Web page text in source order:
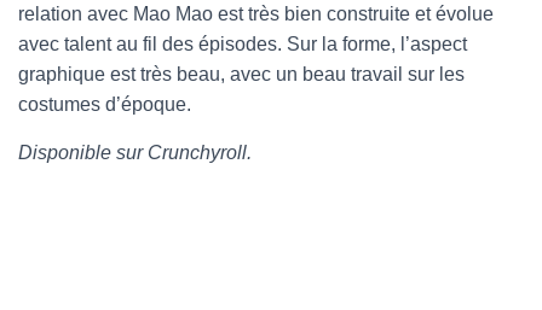
relation avec Mao Mao est très bien construite et évolue
avec talent au fil des épisodes. Sur la forme, l’aspect
graphique est très beau, avec un beau travail sur les
costumes d’époque.
Disponible sur Crunchyroll.